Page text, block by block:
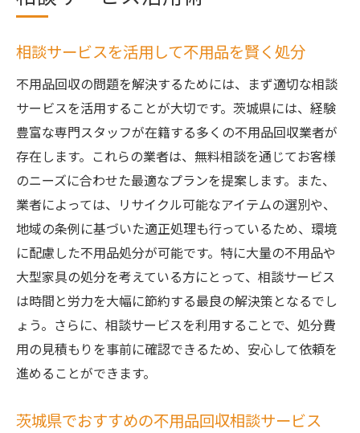
相談サービスを活用して不用品を賢く処分
不用品回収の問題を解決するためには、まず適切な相談
サービスを活用することが大切です。茨城県には、経験
豊富な専門スタッフが在籍する多くの不用品回収業者が
存在します。これらの業者は、無料相談を通じてお客様
のニーズに合わせた最適なプランを提案します。また、
業者によっては、リサイクル可能なアイテムの選別や、
地域の条例に基づいた適正処理も行っているため、環境
に配慮した不用品処分が可能です。特に大量の不用品や
大型家具の処分を考えている方にとって、相談サービス
は時間と労力を大幅に節約する最良の解決策となるでし
ょう。さらに、相談サービスを利用することで、処分費
用の見積もりを事前に確認できるため、安心して依頼を
進めることができます。
茨城県でおすすめの不用品回収相談サービス